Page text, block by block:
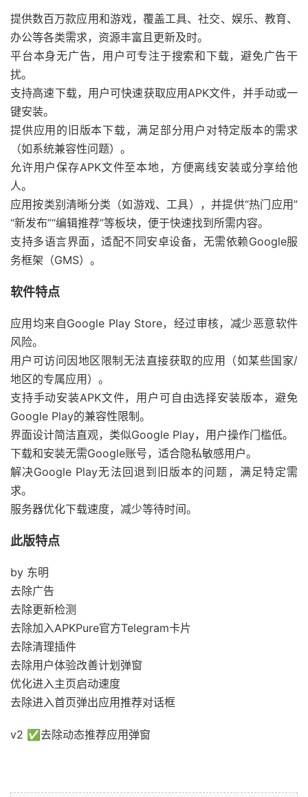
提供数百万款应用和游戏，覆盖工具、社交、娱乐、教育、
办公等各类需求，资源丰富且更新及时。
平台本身无广告，用户可专注于搜索和下载，避免广告干
扰。
支持高速下载，用户可快速获取应用APK文件，并手动或一
键安装。
提供应用的旧版本下载，满足部分用户对特定版本的需求
（如系统兼容性问题）。
允许用户保存APK文件至本地，方便离线安装或分享给他
人。
应用按类别清晰分类（如游戏、工具），并提供“热门应用”
“新发布”“编辑推荐”等板块，便于快速找到所需内容。
支持多语言界面，适配不同安卓设备，无需依赖Google服
务框架（GMS）。
软件特点
应用均来自Google Play Store，经过审核，减少恶意软件
风险。
用户可访问因地区限制无法直接获取的应用（如某些国家/
地区的专属应用）。
支持手动安装APK文件，用户可自由选择安装版本，避免
Google Play的兼容性限制。
界面设计简洁直观，类似Google Play，用户操作门槛低。
下载和安装无需Google账号，适合隐私敏感用户。
解决Google Play无法回退到旧版本的问题，满足特定需
求。
服务器优化下载速度，减少等待时间。
此版特点
by 东明
去除广告
去除更新检测
去除加入APKPure官方Telegram卡片
去除清理插件
去除用户体验改善计划弹窗
优化进入主页启动速度
去除进入首页弹出应用推荐对话框
v2 ✅去除动态推荐应用弹窗